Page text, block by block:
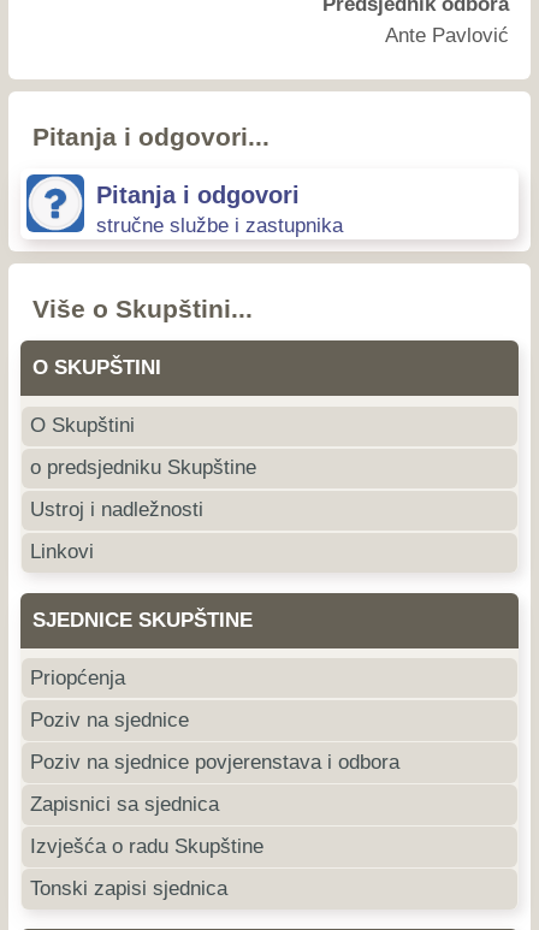
Ante Pavlović
Pitanja i odgovori...
Pitanja i odgovori
stručne službe i zastupnika
Više o Skupštini...
O SKUPŠTINI
O Skupštini
o predsjedniku Skupštine
Ustroj i nadležnosti
Linkovi
SJEDNICE SKUPŠTINE
Priopćenja
Poziv na sjednice
Poziv na sjednice povjerenstava i odbora
Zapisnici sa sjednica
Izvješća o radu Skupštine
Tonski zapisi sjednica